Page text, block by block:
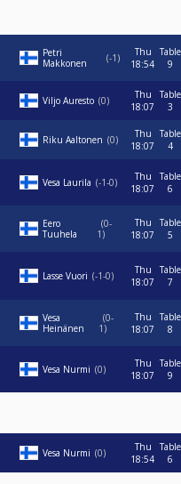
Petri
Makkonen
-1
Thu
18:54
Table
9
Viljo Auresto 0
Thu
18:07
Table
3
Riku Aaltonen 0
Thu
18:07
Table
4
Vesa Laurila -1-0
Thu
18:07
Table
6
Eero
Tuuhela
0-
1
Thu
18:07
Table
5
Lasse Vuori -1-0
Thu
18:07
Table
7
Vesa
Heinänen
0-
1
Thu
18:07
Table
8
Vesa Nurmi 0
Thu
18:07
Table
9
Vesa Nurmi 0
Thu
18:54
Table
6